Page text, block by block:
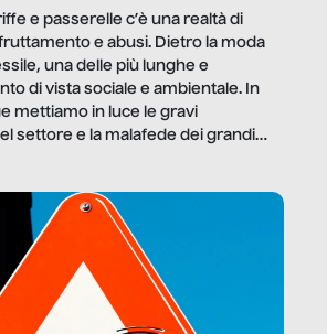
e passerelle c’è una realtà di
e abusi. Dietro la moda
una delle più lunghe e
di vista sociale e ambientale. In
mettiamo in luce le gravi
settore e la malafede dei grandi